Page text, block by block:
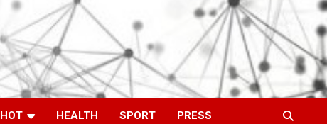
HOT HEALTH SPORT PRESS